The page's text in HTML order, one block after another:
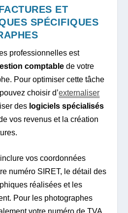
ET
SPÉCIFIQUES
professionnelles est
comptable de votre
Pour optimiser cette tâche
choisir d’externaliser
des logiciels spécialisés
vos revenus et la création
vos coordonnées
numéro SIRET, le détail des
réalisées et les
Pour les photographes